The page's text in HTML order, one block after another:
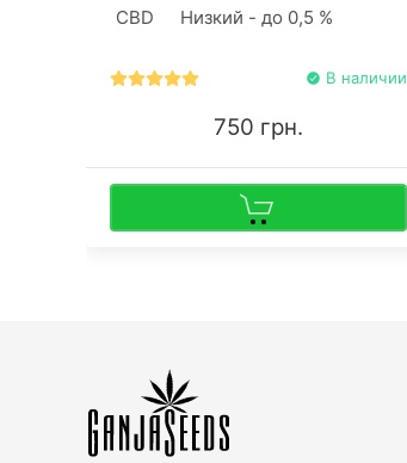
дебютного грова.
CBD Низкий - до 0,5 %
В наличии
750 грн.